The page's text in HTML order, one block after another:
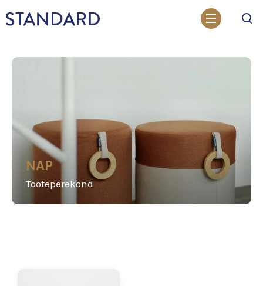
NAP
Tooteperekond